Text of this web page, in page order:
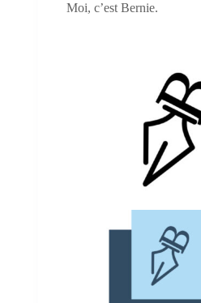
Moi, c’est Bernie.